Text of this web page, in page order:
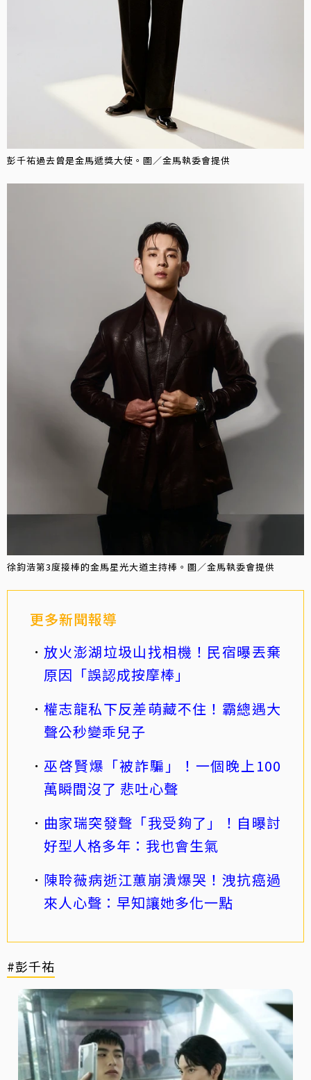
彭千祐過去曾是金馬遞獎大使。圖／金馬執委會提供
徐鈞浩第3度接棒的金馬星光大道主持棒。圖／金馬執委會提供
更多新聞報導
放火澎湖垃圾山找相機！民宿曝丟棄
原因「誤認成按摩棒」
權志龍私下反差萌藏不住！霸總遇大
聲公秒變乖兒子
巫啓賢爆「被詐騙」！一個晚上100
萬瞬間沒了 悲吐心聲
曲家瑞突發聲「我受夠了」！自曝討
好型人格多年：我也會生氣
陳聆薇病逝江蕙崩潰爆哭！洩抗癌過
來人心聲：早知讓她多化一點
#彭千祐